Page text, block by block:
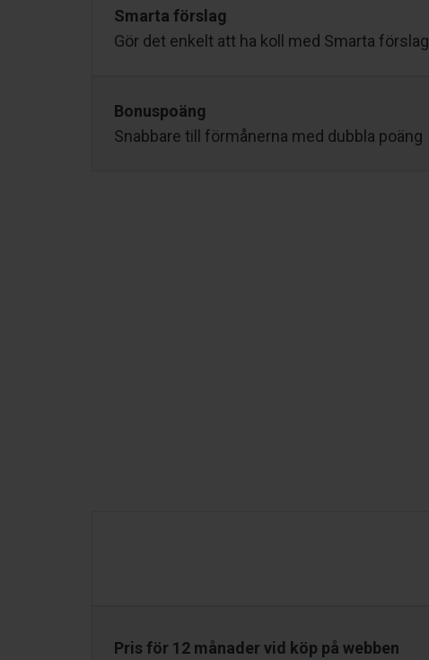
Smarta förslag
Gör det enkelt att ha koll med Smarta förslag
Bonuspoäng
Snabbare till förmånerna med dubbla poäng
Pris för 12 månader vid köp på webben